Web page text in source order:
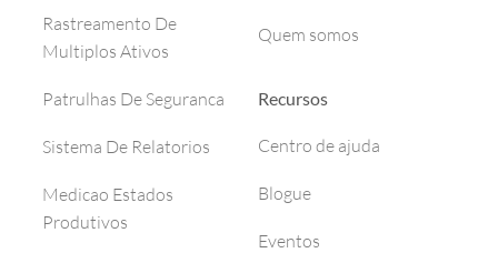
Rastreamento De
Multiplos Ativos
Patrulhas De Seguranca
Sistema De Relatorios
Medicao Estados
Produtivos
Quem somos
Recursos
Centro de ajuda
Blogue
Eventos